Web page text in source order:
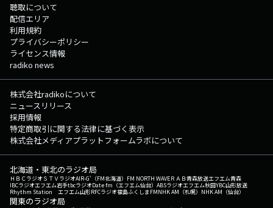
聴取について
配信エリア
利用規約
プライバシーポリシー
ライセンス情報
radiko news
株式会社radikoについて
ニュースリリース
採用情報
特定商取引に関する法律に基づく表示
株式会社メディアプラットフォームラボについて
北海道・東北のラジオ局
ＨＢＣラジオＳＴＶラジオAIR-G'（FM北海道） FM NORTH WAVEＲＡＢ青森放送エフエム青森
IBCラジオエフエム岩手tbcラジオDate fm（エフエム仙台） ABSラジオエフエム秋田YBC山形放送
Rhythm Station エフエム山形RFCラジオ福島ふくしまFMNHK AM（札幌） NHK AM（仙台）
関東のラジオ局